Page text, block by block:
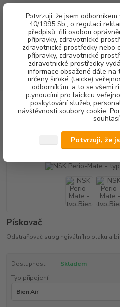
Potvrzuji, že jsem
40/1995 Sb., o regulaci
předpisů, čili osobou
přípravky, zdravotnické
zdravotnické prostředky nebo
přípravky, zdravotnické
zdravotnické prostředky
informace obsažené dále na
určeny široké (laické)
odborníkům, a to se všemi
plynoucími pro laickou
poskytování služeb,
návštěvnosti soubory cookie.
Potvrzuji, že
CZK
(Po-Pá, 8-16 hod.)
DENTALNÍ HYGIENA NSK
NSK Perio-Mate -
Pískovač
Odstraňovač subgingiválního plaku a
Dostupnost
Skladem
Typ připojení